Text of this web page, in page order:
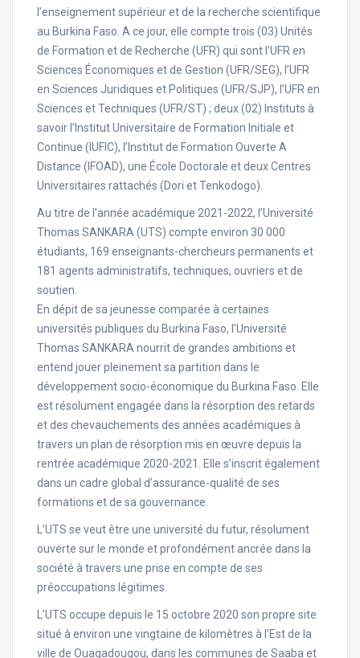
l’enseignement supérieur et de la recherche scientifique
au Burkina Faso. A ce jour, elle compte trois (03) Unités
de Formation et de Recherche (UFR) qui sont l’UFR en
Sciences Économiques et de Gestion (UFR/SEG), l’UFR
en Sciences Juridiques et Politiques (UFR/SJP), l’UFR en
Sciences et Techniques (UFR/ST) ; deux (02) Instituts à
savoir l’Institut Universitaire de Formation Initiale et
Continue (IUFIC), l’Institut de Formation Ouverte A
Distance (IFOAD), une École Doctorale et deux Centres
Universitaires rattachés (Dori et Tenkodogo).
Au titre de l’année académique 2021-2022, l’Université
Thomas SANKARA (UTS) compte environ 30 000
étudiants, 169 enseignants-chercheurs permanents et
181 agents administratifs, techniques, ouvriers et de
soutien.
En dépit de sa jeunesse comparée à certaines
universités publiques du Burkina Faso, l’Université
Thomas SANKARA nourrit de grandes ambitions et
entend jouer pleinement sa partition dans le
développement socio-économique du Burkina Faso. Elle
est résolument engagée dans la résorption des retards
et des chevauchements des années académiques à
travers un plan de résorption mis en œuvre depuis la
rentrée académique 2020-2021. Elle s’inscrit également
dans un cadre global d’assurance-qualité de ses
formations et de sa gouvernance.
L’UTS se veut être une université du futur, résolument
ouverte sur le monde et profondément ancrée dans la
société à travers une prise en compte de ses
préoccupations légitimes.
L’UTS occupe depuis le 15 octobre 2020 son propre site
situé à environ une vingtaine de kilomètres à l’Est de la
ville de Ouagadougou, dans les communes de Saaba et